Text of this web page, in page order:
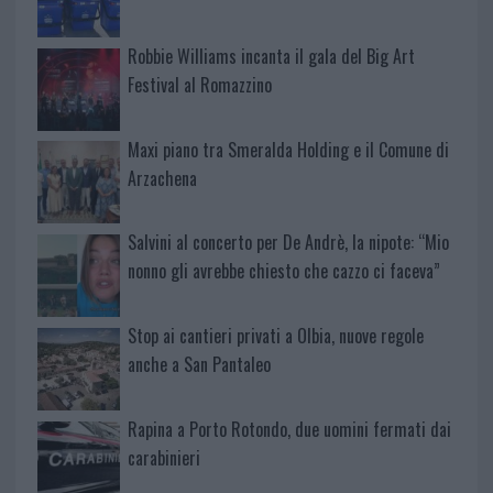
Robbie Williams incanta il gala del Big Art
Festival al Romazzino
Maxi piano tra Smeralda Holding e il Comune di
Arzachena
Salvini al concerto per De Andrè, la nipote: “Mio
nonno gli avrebbe chiesto che cazzo ci faceva”
Stop ai cantieri privati a Olbia, nuove regole
anche a San Pantaleo
Rapina a Porto Rotondo, due uomini fermati dai
carabinieri